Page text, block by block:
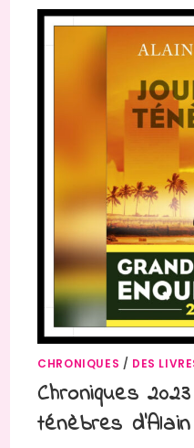
CHRONIQUES / DES
Chroniques
ténèbres